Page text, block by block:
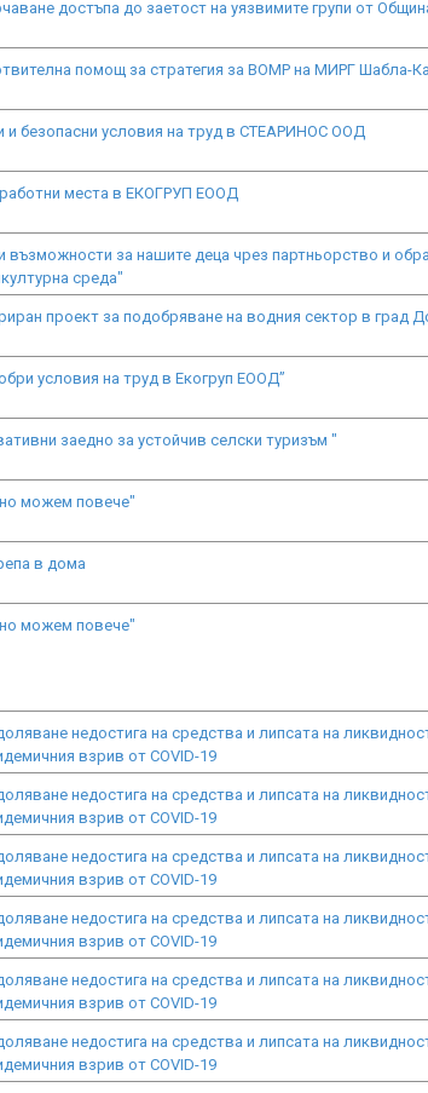
достъпа до заетост на уязвимите групи от
помощ за стратегия за ВОМР на МИРГ Шабла-
и безопасни условия на труд в СТЕАРИНОС ООД
места в ЕКОГРУП ЕООД
възможности за нашите деца чрез партньорство и
среда"
проект за подобряване на водния сектор в град
условия на труд в Екогруп ЕООД”
заедно за устойчив селски туризъм "
можем повече"
в дома
можем повече"
недостига на средства и липсата на
взрив от COVID-19
недостига на средства и липсата на
взрив от COVID-19
недостига на средства и липсата на
взрив от COVID-19
недостига на средства и липсата на
взрив от COVID-19
недостига на средства и липсата на
взрив от COVID-19
недостига на средства и липсата на
взрив от COVID-19